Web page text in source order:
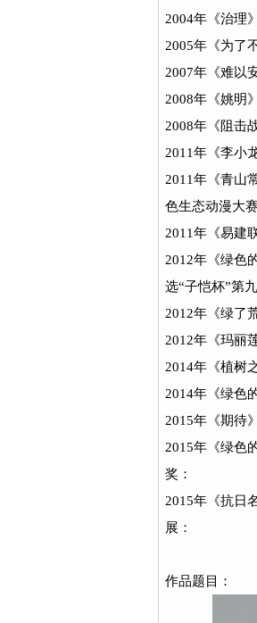
2004年《治理
2005年《为了
2007年《难以
2008年《姚明
2008年《阻击
2011年《李小
2011年《青山
色生态动漫大
2011年《易建
2012年《绿色
选“子恺杯”第
2012年《绿了
2012年《玛丽
2014年《植树
2014年《绿色
2015年《期待
2015年《绿色
奖：
2015年《抗日
展：
作品题目：